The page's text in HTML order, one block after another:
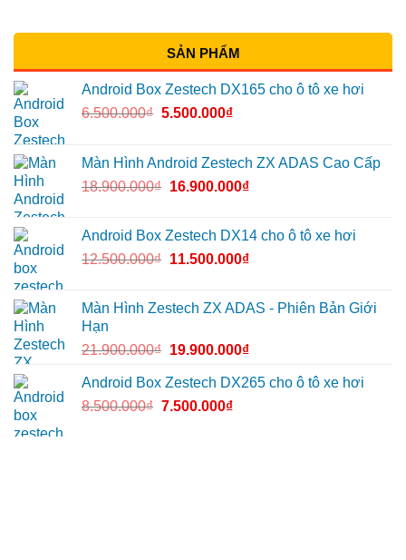
SẢN PHẨM
Android Box Zestech DX165 cho ô tô xe hơi
6.500.000₫ 5.500.000₫
Màn Hình Android Zestech ZX ADAS Cao Cấp
18.900.000₫ 16.900.000₫
Android Box Zestech DX14 cho ô tô xe hơi
12.500.000₫ 11.500.000₫
Màn Hình Zestech ZX ADAS - Phiên Bản Giới
Hạn
21.900.000₫ 19.900.000₫
Android Box Zestech DX265 cho ô tô xe hơi
8.500.000₫ 7.500.000₫